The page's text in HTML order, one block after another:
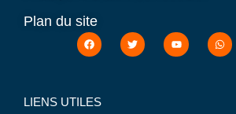
Plan du site
LIENS UTILES